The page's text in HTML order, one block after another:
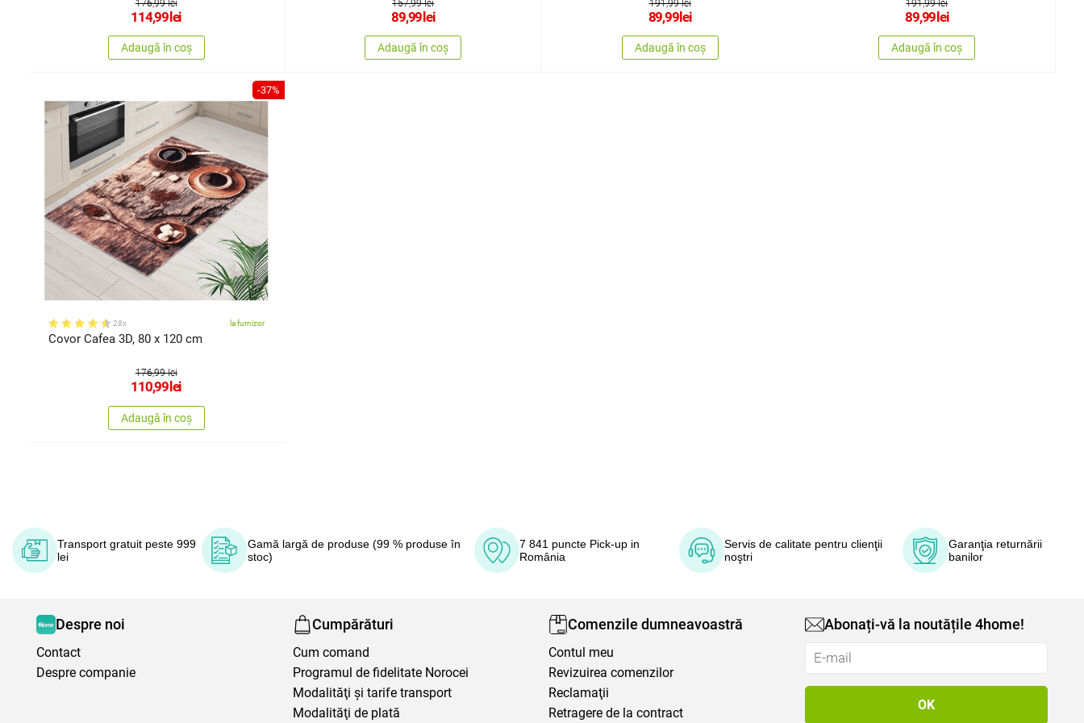
176,99 lei
114,99lei
Adaugă în coș
157,99 lei
89,99lei
Adaugă în coș
191,99 lei
89,99lei
Adaugă în coș
191,99 lei
89,99lei
Adaugă în coș
-37%
28x la furnizor
Covor Cafea 3D, 80 x 120 cm
176,99 lei
110,99 lei
Adaugă în coș
Transport gratuit peste 999
lei
Gamă largă de produse (99 % produse în
stoc)
7 841 puncte Pick-up in
România
Servis de calitate pentru clienţii
noştri
Garanţia returnării
banilor
Despre noi
Contact
Despre companie
Cumpărături
Cum comand
Programul de fidelitate Norocei
Modalităţi şi tarife transport
Modalităţi de plată
Comenzile dumneavoastră
Contul meu
Revizuirea comenzilor
Reclamaţii
Retragere de la contract
Abonați-vă la noutățile 4home!